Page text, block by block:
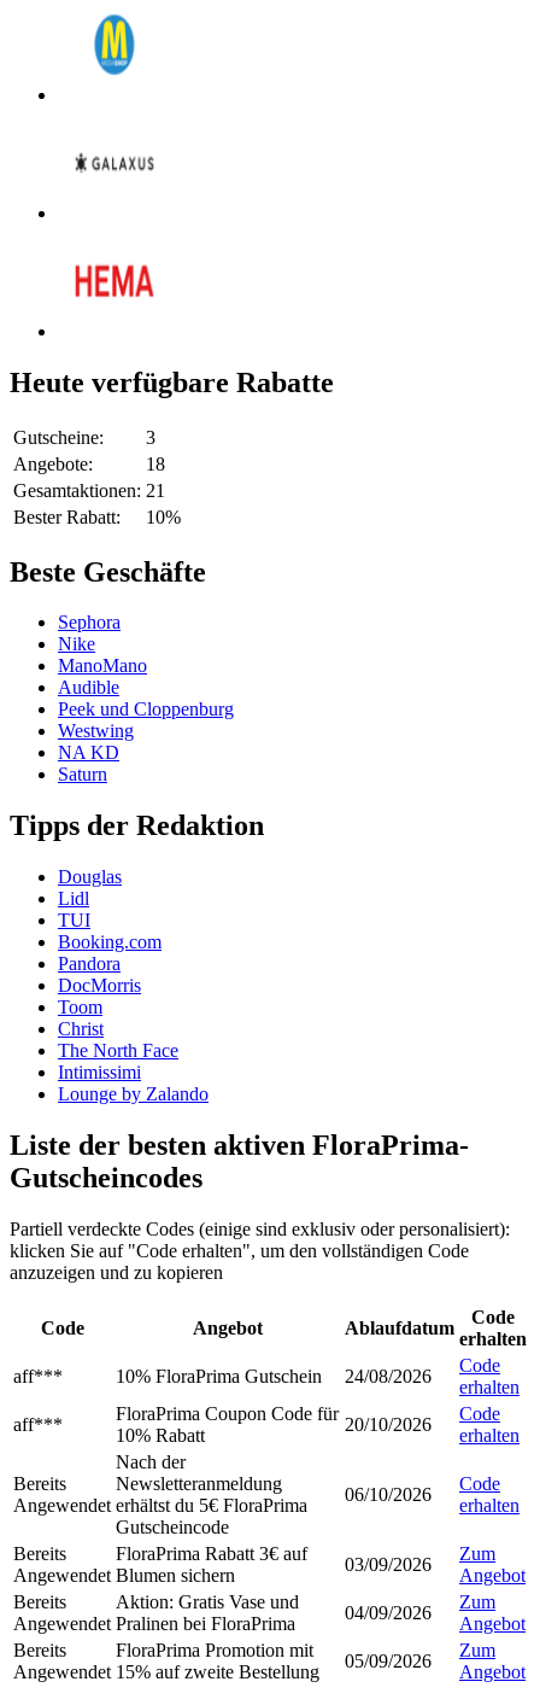
Heute verfügbare Rabatte
Gutscheine:
3
Angebote:
18
Gesamtaktionen: 21
Bester Rabatt:
10%
Beste Geschäfte
Sephora
Nike
ManoMano
Audible
Peek und Cloppenburg
Westwing
NA KD
Saturn
Tipps der Redaktion
Douglas
Lidl
TUI
Booking.com
Pandora
DocMorris
Toom
Christ
The North Face
Intimissimi
Lounge by Zalando
Liste der besten aktiven FloraPrima-
Gutscheincodes
Partiell verdeckte Codes (einige sind exklusiv oder personalisiert):
klicken Sie auf "Code erhalten", um den vollständigen Code
anzuzeigen und zu kopieren
Code Angebot Ablaufdatum
Code
erhalten
aff***
10% FloraPrima Gutschein 24/08/2026
Code
erhalten
aff***
FloraPrima Coupon Code für
10% Rabatt
20/10/2026
Code
erhalten
Bereits
Angewendet
Nach der
Newsletteranmeldung
erhältst du 5€ FloraPrima
Gutscheincode
06/10/2026
Code
erhalten
Bereits
Angewendet
FloraPrima Rabatt 3€ auf
Blumen sichern
03/09/2026
Zum
Angebot
Bereits
Angewendet
Aktion: Gratis Vase und
Pralinen bei FloraPrima
04/09/2026
Zum
Angebot
Bereits
Angewendet
FloraPrima Promotion mit
15% auf zweite Bestellung
05/09/2026
Zum
Angebot